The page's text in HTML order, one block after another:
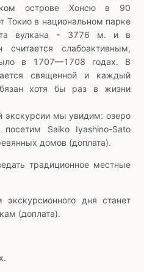
острове Хонсю в 90
Токио в национальном парке
вулкана - 3776 м. и в
слабоактивным,
в 1707—1708 годах. В
священной и каждый
хотя бы раз в жизни
экскурсии мы увидим: озеро
посетим Saiko Iyashino-Sato
домов (доплата).
традиционное местные
дня станет
(доплата).